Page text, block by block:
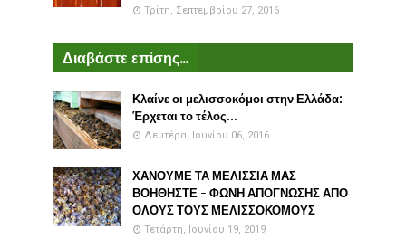
Τρίτη, Σεπτεμβρίου 27, 2016
Διαβάστε επίσης...
Κλαίνε οι μελισσοκόμοι στην Ελλάδα:
Έρχεται το τέλος...
Δευτέρα, Ιουνίου 06, 2016
ΧΑΝΟΥΜΕ ΤΑ ΜΕΛΙΣΣΙΑ ΜΑΣ
ΒΟΗΘΗΣΤΕ - ΦΩΝΗ ΑΠΟΓΝΩΣΗΣ ΑΠΟ
ΟΛΟΥΣ ΤΟΥΣ ΜΕΛΙΣΣΟΚΟΜΟΥΣ
Τετάρτη, Ιουνίου 19, 2019